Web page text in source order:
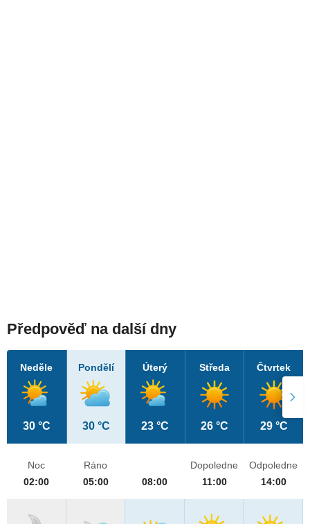
Předpověď na další dny
Neděle
30 °C
Pondělí
30 °C
Úterý
23 °C
Středa
26 °C
Čtvrtek
29 °C
Noc
02:00
Ráno
05:00
08:00
Dopoledne
11:00
Odpoledne
14:00